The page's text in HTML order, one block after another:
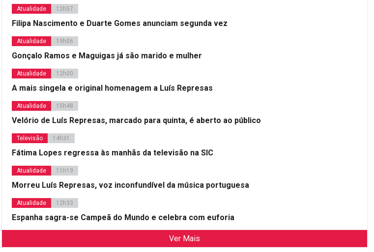
Atualidade 12h57
Filipa Nascimento e Duarte Gomes anunciam segunda vez
Atualidade 19h06
Gonçalo Ramos e Maguigas já são marido e mulher
Atualidade 12h00
A mais singela e original homenagem a Luís Represas
Atualidade 15h48
Velório de Luís Represas, marcado para quinta, é aberto ao público
Televisão 14h31
Fátima Lopes regressa às manhãs da televisão na SIC
Atualidade 11h19
Morreu Luís Represas, voz inconfundível da música portuguesa
Atualidade 12h33
Espanha sagra-se Campeã do Mundo e celebra com euforia
Ver Mais